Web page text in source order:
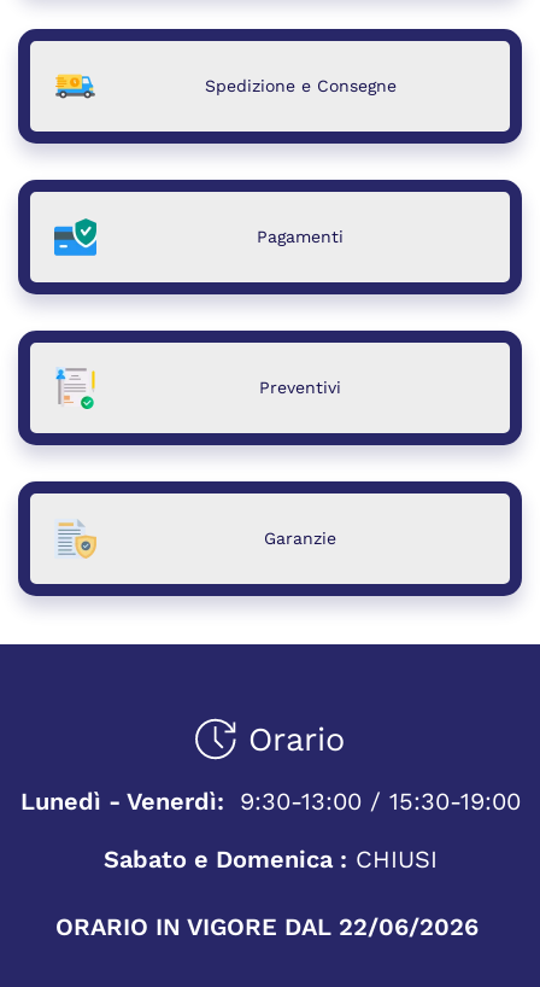
Spedizione e Consegne
Pagamenti
Preventivi
Garanzie
Orario
Lunedì - Venerdì:
9:30-13:00 / 15:30-19:00
Sabato e Domenica : CHIUSI
ORARIO IN VIGORE DAL 22/06/2026